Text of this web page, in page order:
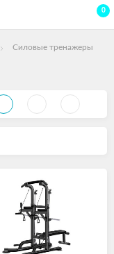
0
Силовые тренажеры